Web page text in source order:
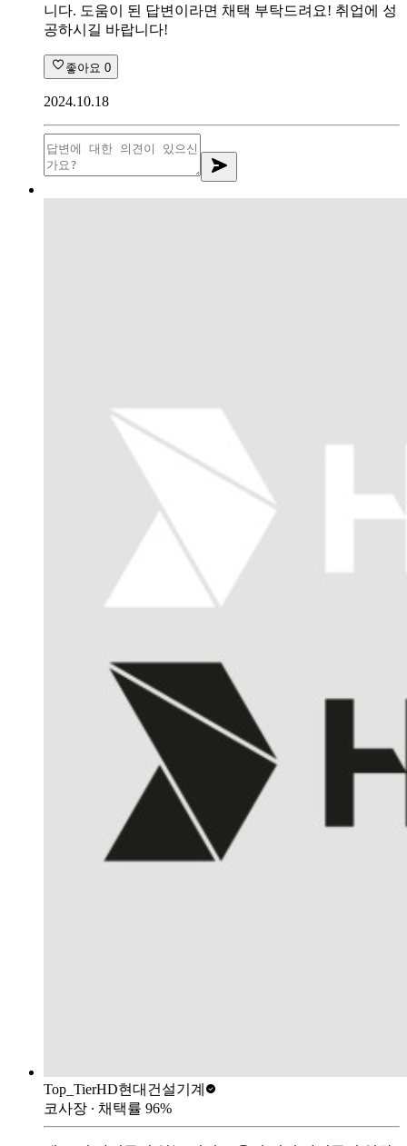
니다. 도움이 된 답변이라면 채택 부탁드려요! 취업에 성
공하시길 바랍니다!
좋아요 0
2024.10.18
Top_TierHD현대건설기계
코사장 ∙ 채택률 96%